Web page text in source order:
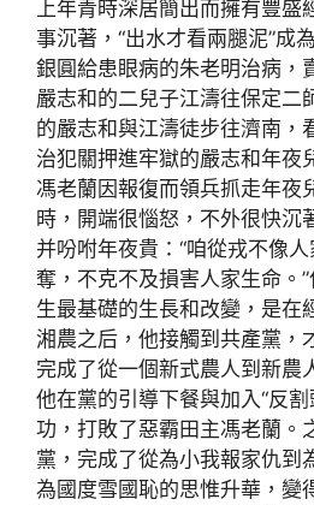
上年青時深居簡出而擁有豐盛
事沉著，“出水才看兩腿泥”成
銀圓給患眼病的朱老明治病，
嚴志和的二兒子江濤往保定二
的嚴志和與江濤徒步往濟南，
治犯關押進牢獄的嚴志和年夜
馮老蘭因報復而領兵抓走年夜
時，開端很惱怒，不外很快沉
并吩咐年夜貴：“咱從戎不像
奪，不克不及損害人家生命。
生最基礎的生長和改變，是在
湘農之后，他接觸到共產黨，
完成了從一個新式農人到新農
他在黨的引導下餐與加入“反
功，打敗了惡霸田主馮老蘭。
黨，完成了從為小我報家仇到
為國度雪國恥的思惟升華，變